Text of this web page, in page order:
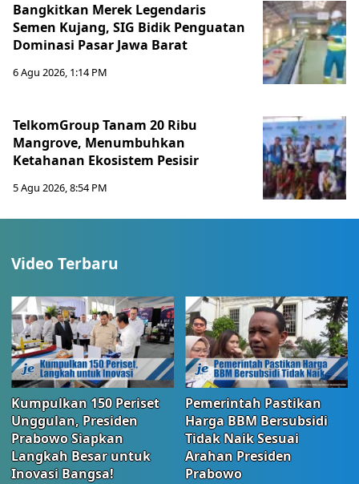
Bangkitkan Merek Legendaris
Semen Kujang, SIG Bidik Penguatan
Dominasi Pasar Jawa Barat
6 Agu 2026, 1:14 PM
TelkomGroup Tanam 20 Ribu
Mangrove, Menumbuhkan
Ketahanan Ekosistem Pesisir
5 Agu 2026, 8:54 PM
Video Terbaru
Kumpulkan 150 Periset
Unggulan, Presiden
Prabowo Siapkan
Langkah Besar untuk
Inovasi Bangsa!
Pemerintah Pastikan
Harga BBM Bersubsidi
Tidak Naik Sesuai
Arahan Presiden
Prabowo